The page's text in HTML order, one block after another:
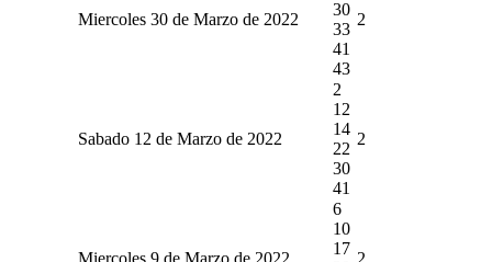
Miercoles 30 de Marzo de 2022
30
33
41
43
2
Sabado 12 de Marzo de 2022
2
12
14
22
30
41
2
Miercoles 9 de Marzo de 2022
6
10
17
2